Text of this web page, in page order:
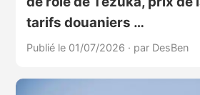
tarifs douaniers …
Publié le 01/07/2026 · par DesBen